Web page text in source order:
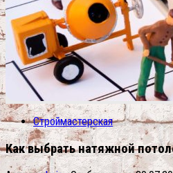
Строймастерская
Как выбрать натяжной